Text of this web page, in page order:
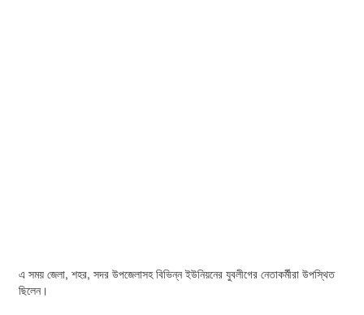
এ সময় জেলা, শহর, সদর উপজেলাসহ বিভিন্ন ইউনিয়নের যুবলীগের নেতাকর্মীরা উপস্থিত
ছিলেন।